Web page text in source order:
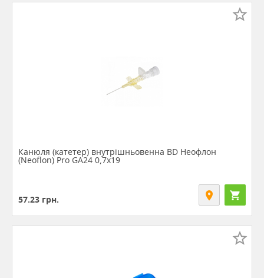
Канюля (катетер) внутрішньовенна BD Неофлон
(Neoflon) Pro GА24 0,7х19
57.23 грн.